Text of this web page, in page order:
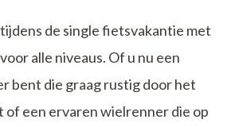
de single fietsvakantie met
alle niveaus. Of u nu een
bent die graag rustig door het
of een ervaren wielrenner die op